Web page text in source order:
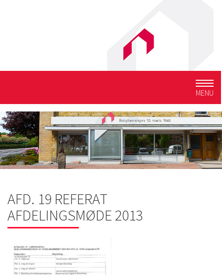
MENU
AFD. 19 REFERAT
AFDELINGSMØDE 2013